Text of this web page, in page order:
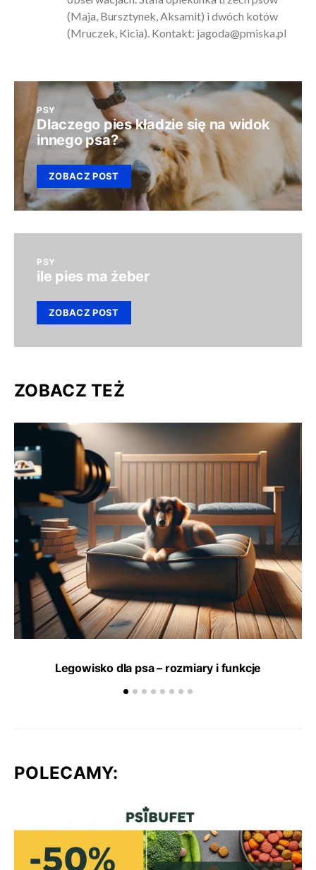
(Maja, Bursztynek, Aksamit) i dwóch kotów
(Mruczek, Kicia). Kontakt: jagoda@pmiska.pl
PSY
Dlaczego pies kładzie się na widok
innego psa?
ZOBACZ POST
PSY
ile pies ma żeber
ZOBACZ POST
ZOBACZ TEŻ
Legowisko dla psa – rozmiary i funkcje
POLECAMY: